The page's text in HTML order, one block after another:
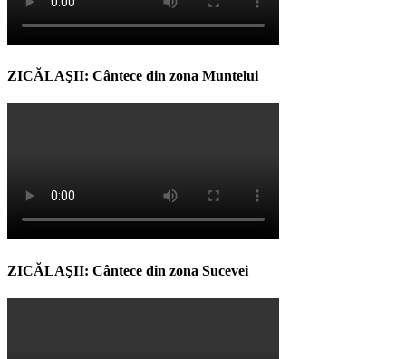
ZICĂLAŞII: Cântece din zona Muntelui
ZICĂLAŞII: Cântece din zona Sucevei